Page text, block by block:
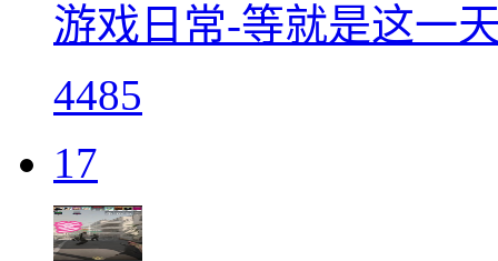
游戏日常-等就是这一
4485
17